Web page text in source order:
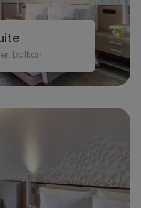
balkon